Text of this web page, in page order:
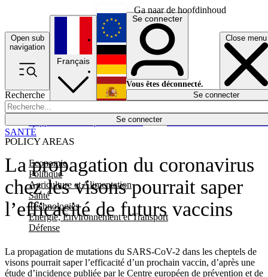
Ga naar de hoofdinhoud
Open sub
navigation
Close menu
Recherche
Se connecter
POLICY AREAS
Economie
Politique
Agriculture et Alimentation
Santé
Technologies
Energie, Environnement et Transport
Défense
Économie
Français
English
Deutsch
Español
Se connecter
Vous êtes déconnecté.
Se connecter
La propagation du coronavirus
chez les visons pourrait saper
l’efficacité de futurs vaccins
La propagation de mutations du SARS-CoV-2 dans les cheptels de
visons pourrait saper l’efficacité d’un prochain vaccin, d’après une
étude d’incidence publiée par le Centre européen de prévention et de
SANTÉ